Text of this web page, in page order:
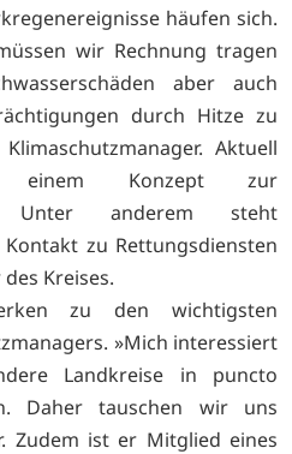
häufen sich.
wir Rechnung tragen
aber auch
durch Hitze zu
Aktuell
Konzept zur
Unter anderem steht
zu Rettungsdiensten
Kreises.
zu den wichtigsten
»Mich interessiert
Landkreise in puncto
Daher tauschen wir uns
Zudem ist er Mitglied eines